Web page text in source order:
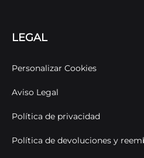
LEGAL
Personalizar Cookies
Aviso Legal
Política de privacidad
Política de devoluciones y